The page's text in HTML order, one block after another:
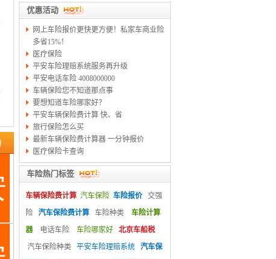
优惠活动
网上车险报价更快更方便！私家车商业险
多省15%！
医疗保险
平安车险理赔系统服务再升级
平安电话车险 4008000000
车辆保险您不知道那点事
要想知道车险哪家好？
平安车辆保险费计算 快、省
旅行保险怎么买
最新车辆保险费计算器 一分钟报价
医疗保险卡查询
车险热门标签
车辆保险费计算 汽车保险 车险报价
交强
险
汽车保险费计算 车险种类
车险计算
器
电话车险 车险哪家好
北京车船税
汽车保险种类
平安车险理赔系统
汽车保